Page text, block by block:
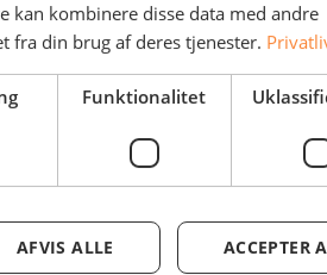
kan kombinere disse data med andre
fra din brug af deres tjenester.
Funktionalitet
ACCEPTER
AFVIS ALLE